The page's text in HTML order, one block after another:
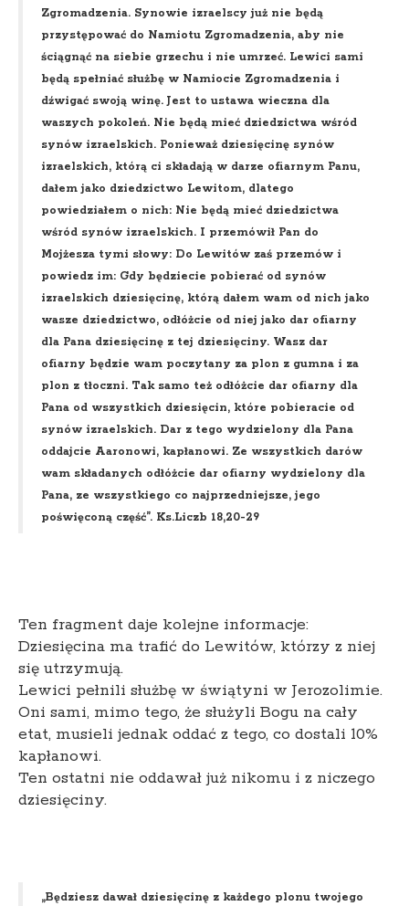
Zgromadzenia. Synowie izraelscy już nie będą
przystępować do Namiotu Zgromadzenia, aby nie
ściągnąć na siebie grzechu i nie umrzeć. Lewici sami
będą spełniać służbę w Namiocie Zgromadzenia i
dźwigać swoją winę. Jest to ustawa wieczna dla
waszych pokoleń. Nie będą mieć dziedzictwa wśród
synów izraelskich. Ponieważ dziesięcinę synów
izraelskich, którą ci składają w darze ofiarnym Panu,
dałem jako dziedzictwo Lewitom, dlatego
powiedziałem o nich: Nie będą mieć dziedzictwa
wśród synów izraelskich. I przemówił Pan do
Mojżesza tymi słowy: Do Lewitów zaś przemów i
powiedz im: Gdy będziecie pobierać od synów
izraelskich dziesięcinę, którą dałem wam od nich jako
wasze dziedzictwo, odłóżcie od niej jako dar ofiarny
dla Pana dziesięcinę z tej dziesięciny. Wasz dar
ofiarny będzie wam poczytany za plon z gumna i za
plon z tłoczni. Tak samo też odłóżcie dar ofiarny dla
Pana od wszystkich dziesięcin, które pobieracie od
synów izraelskich. Dar z tego wydzielony dla Pana
oddajcie Aaronowi, kapłanowi. Ze wszystkich darów
wam składanych odłóżcie dar ofiarny wydzielony dla
Pana, ze wszystkiego co najprzedniejsze, jego
poświęconą część”. Ks.Liczb 18,20-29
Ten fragment daje kolejne informacje:
Dziesięcina ma trafić do Lewitów, którzy z niej
się utrzymują.
Lewici pełnili służbę w świątyni w Jerozolimie.
Oni sami, mimo tego, że służyli Bogu na cały
etat, musieli jednak oddać z tego, co dostali 10%
kapłanowi.
Ten ostatni nie oddawał już nikomu i z niczego
dziesięciny.
„Będziesz dawał dziesięcinę z każdego plonu twojego